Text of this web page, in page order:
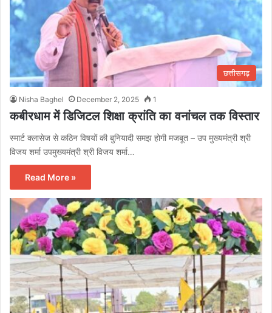
छत्तीसगढ़
Nisha Baghel December 2, 2025 1
कबीरधाम में डिजिटल शिक्षा क्रांति का वनांचल तक विस्तार
स्मार्ट क्लासेज से कठिन विषयों की बुनियादी समझ होगी मजबूत – उप मुख्यमंत्री श्री
विजय शर्मा उपमुख्यमंत्री श्री विजय शर्मा…
Read More »